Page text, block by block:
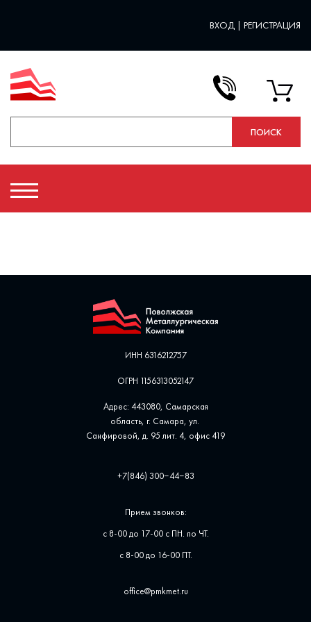
ВХОД | РЕГИСТРАЦИЯ
ИНН 6316212757
ОГРН 1156313052147
Адрес: 443080, Самарская
область, г. Самара, ул. ​
Санфировой, д. 95 лит. 4, офис ​419
+7(846) 300‒44‒83
Прием звонков:
с 8-00 до 17-00 с ПН. по ЧТ.
с 8-00 до 16-00 ПТ.
office@pmkmet.ru